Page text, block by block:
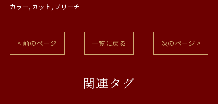
カラー カット ブリーチ
< 前のページ 一覧に戻る 次のページ >
関連タグ